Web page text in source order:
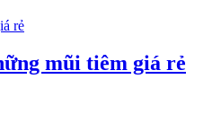
mũi tiêm giá rẻ